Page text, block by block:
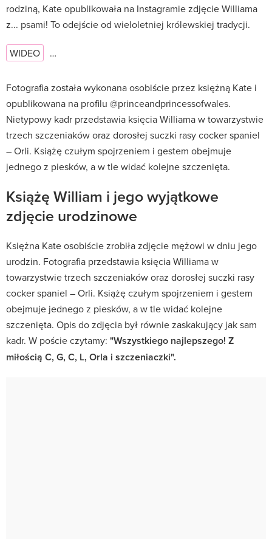
rodziną, Kate opublikowała na Instagramie zdjęcie Williama
z... psami! To odejście od wieloletniej królewskiej tradycji.
WIDEO …
Fotografia została wykonana osobiście przez księżną Kate i
opublikowana na profilu @princeandprincessofwales.
Nietypowy kadr przedstawia księcia Williama w towarzystwie
trzech szczeniaków oraz dorosłej suczki rasy cocker spaniel
– Orli. Książę czułym spojrzeniem i gestem obejmuje
jednego z piesków, a w tle widać kolejne szczenięta.
Książę William i jego wyjątkowe
zdjęcie urodzinowe
Księżna Kate osobiście zrobiła zdjęcie mężowi w dniu jego
urodzin. Fotografia przedstawia księcia Williama w
towarzystwie trzech szczeniaków oraz dorosłej suczki rasy
cocker spaniel – Orli. Książę czułym spojrzeniem i gestem
obejmuje jednego z piesków, a w tle widać kolejne
szczenięta. Opis do zdjęcia był równie zaskakujący jak sam
kadr. W poście czytamy: "Wszystkiego najlepszego! Z
miłością C, G, C, L, Orla i szczeniaczki".